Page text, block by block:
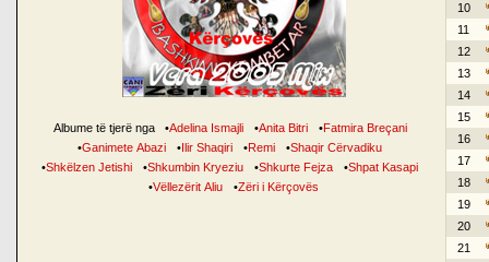
Albume të tjerë nga •Adelina Ismajli •Anita Bitri •Fatmira Breçani
•Ganimete Abazi •Ilir Shaqiri •Remi •Shaqir Cërvadiku
•Shkëlzen Jetishi •Shkumbin Kryeziu •Shkurte Fejza •Shpat Kasapi
•Vëllezërit Aliu •Zëri i Kërçovës
10
11
12
13
14
15
16
17
18
19
20
21